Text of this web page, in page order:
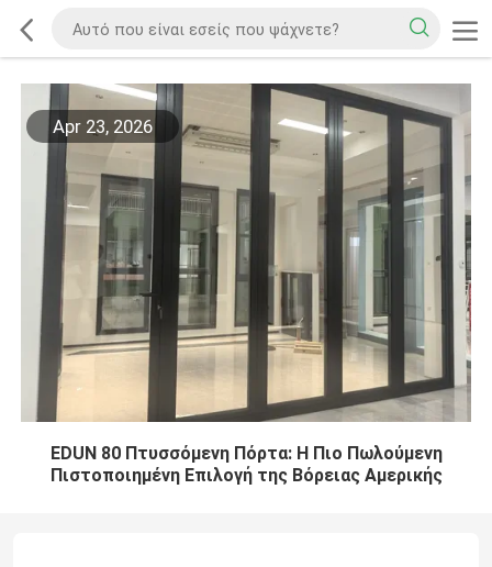
Apr 23, 2026
EDUN 80 Πτυσσόμενη Πόρτα: Η Πιο Πωλούμενη
Πιστοποιημένη Επιλογή της Βόρειας Αμερικής